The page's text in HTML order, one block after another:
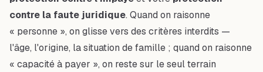
contre la faute juridique. Quand on raisonne
« personne », on glisse vers des critères interdits —
l'âge, l'origine, la situation de famille ; quand on raisonne
« capacité à payer », on reste sur le seul terrain